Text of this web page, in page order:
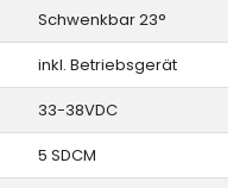
Schwenkbar 23°
inkl. Betriebsgerät
33-38VDC
5 SDCM